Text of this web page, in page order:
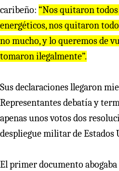
caribeño: “Nos quitaron
energéticos, nos quitaron
no mucho, y lo queremos de
tomaron ilegalmente”.
Sus declaraciones llegaron
Representantes debatía y
apenas unos votos dos
despliegue militar de Estados
El primer documento